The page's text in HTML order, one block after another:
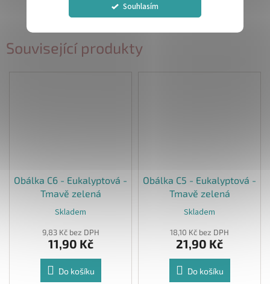
Souhlasím
Související produkty
Obálka C6 - Eukalyptová -
Tmavě zelená
Skladem
9,83 Kč bez DPH
11,90 Kč
Do košíku
Obálka C5 - Eukalyptová -
Tmavě zelená
Skladem
18,10 Kč bez DPH
21,90 Kč
Do košíku